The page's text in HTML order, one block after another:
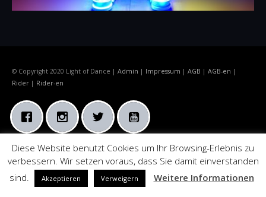
© Copyright 2020 Light of Dance | Admin | Impressum | AGB | AGB-en |
Rider | Rider-en
Diese Website benutzt Cookies um Ihr Browsing-Erlebnis zu
verbessern. Wir setzen voraus, dass Sie damit einverstanden
sind.
Akzeptieren Verweigern Weitere Informationen